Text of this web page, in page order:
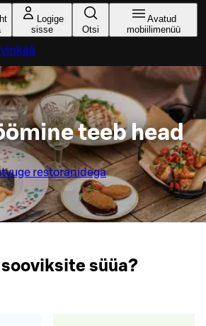
Logige
sisse
Otsi
Avatud
mobiilimenüü
teeb head
restoranidega
sooviksite süüa?